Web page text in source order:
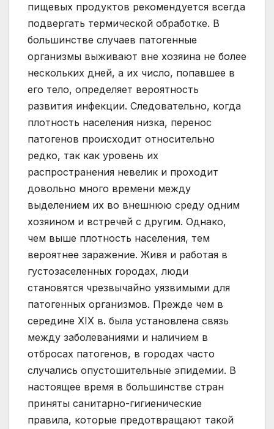
пищевых продуктов рекомендуется всегда
подвергать термической обработке. В
большинстве случаев патогенные
организмы выживают вне хозяина не более
нескольких дней, а их число, попавшее в
его тело, определяет вероятность
развития инфекции. Следовательно, когда
плотность населения низка, перенос
патогенов происходит относительно
редко, так как уровень их
распространения невелик и проходит
довольно много времени между
выделением их во внешнюю среду одним
хозяином и встречей с другим. Однако,
чем выше плотность населения, тем
вероятнее заражение. Живя и работая в
густозаселенных городах, люди
становятся чрезвычайно уязвимыми для
патогенных организмов. Прежде чем в
середине XIX в. была установлена связь
между заболеваниями и наличием в
отбросах патогенов, в городах часто
случались опустошительные эпидемии. В
настоящее время в большинстве стран
приняты санитарно-гигиенические
правила, которые предотвращают такой